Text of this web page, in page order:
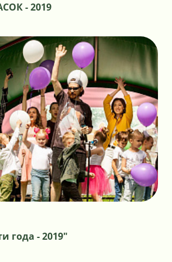
- 2019
года - 2019"